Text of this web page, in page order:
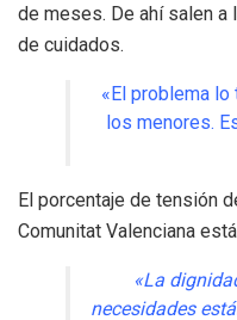
de meses. De ahí salen a
de cuidados.
«El problema
los menores.
El porcentaje de tensión
Comunitat Valenciana
«La
necesidades